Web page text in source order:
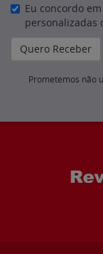
Eu concordo
personalizadas
Prometemos não